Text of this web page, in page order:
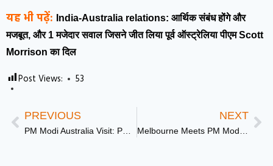
यह भी पढ़ें:
India-Australia relations: आर्थिक संबंध होंगे और
मजबूत, और 1 मजेदार सवाल जिसने जीत लिया पूर्व ऑस्ट्रेलिया पीएम Scott
Morrison का दिल
Post Views: 53
PREVIOUS
PM Modi Australia Visit: PM Modi की गवर्नर जनरल Sam Mostyn से मुलाकात और भविष्य की योजनाओं पर खुलकर चर्चा
NEXT
Melbourne Meets PM Modi: मार्वल स्टेडियम में गूंजा भारत का नाम, प्रधानमंत्रियों की जुगलबंदी ने जीता सबका दिल